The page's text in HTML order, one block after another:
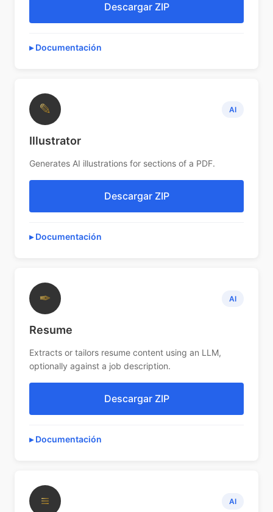
Descargar ZIP
Documentación
✎ AI
Illustrator
Generates AI illustrations for sections of a PDF.
Descargar ZIP
Documentación
✒ AI
Resume
Extracts or tailors resume content using an LLM,
optionally against a job description.
Descargar ZIP
Documentación
≡ AI